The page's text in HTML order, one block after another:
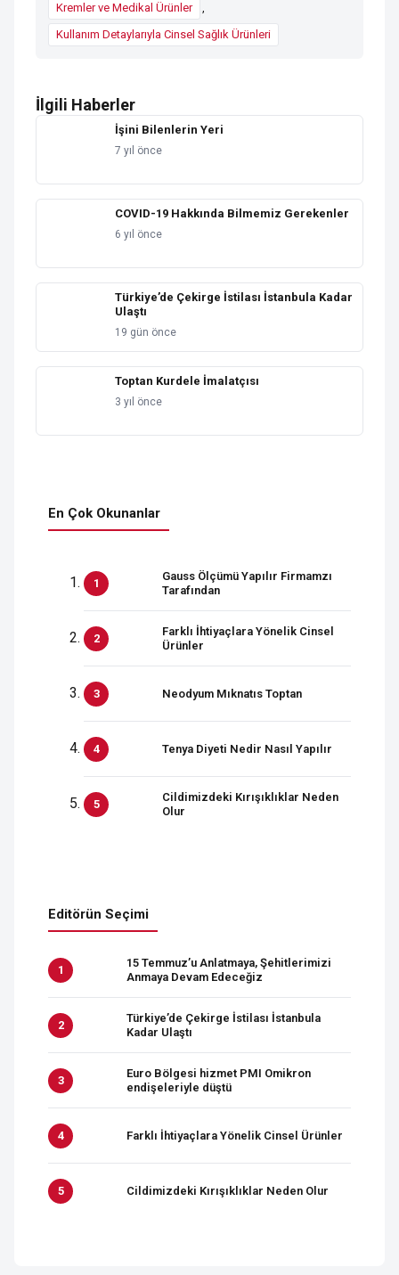
Kremler ve Medikal Ürünler
,
Kullanım Detaylarıyla Cinsel Sağlık Ürünleri
İlgili Haberler
İşini Bilenlerin Yeri
7 yıl önce
COVID-19 Hakkında Bilmemiz Gerekenler
6 yıl önce
Türkiye’de Çekirge İstilası İstanbula Kadar
Ulaştı
19 gün önce
Toptan Kurdele İmalatçısı
3 yıl önce
En Çok Okunanlar
Gauss Ölçümü Yapılır Firmamzı
Tarafından
Farklı İhtiyaçlara Yönelik Cinsel
Ürünler
Neodyum Mıknatıs Toptan
Tenya Diyeti Nedir Nasıl Yapılır
Cildimizdeki Kırışıklıklar Neden
Olur
Editörün Seçimi
15 Temmuz’u Anlatmaya, Şehitlerimizi
Anmaya Devam Edeceğiz
Türkiye’de Çekirge İstilası İstanbula
Kadar Ulaştı
Euro Bölgesi hizmet PMI Omikron
endişeleriyle düştü
Farklı İhtiyaçlara Yönelik Cinsel Ürünler
Cildimizdeki Kırışıklıklar Neden Olur